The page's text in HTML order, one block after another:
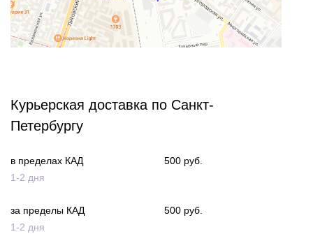
Курьерская доставка по Санкт-
Петербургу
в пределах КАД
1-2 дня
500 руб.
за пределы КАД
1-2 дня
500 руб.